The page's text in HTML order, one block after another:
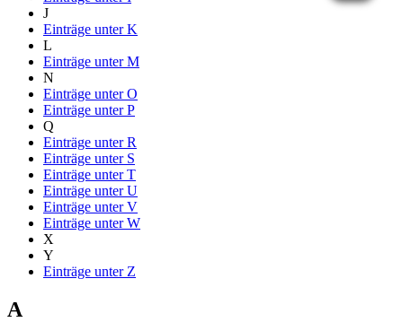
J
Einträge unterK
L
Einträge unterM
N
Einträge unterO
Einträge unterP
Q
Einträge unterR
Einträge unterS
Einträge unterT
Einträge unterU
Einträge unterV
Einträge unterW
X
Y
Einträge unterZ
A